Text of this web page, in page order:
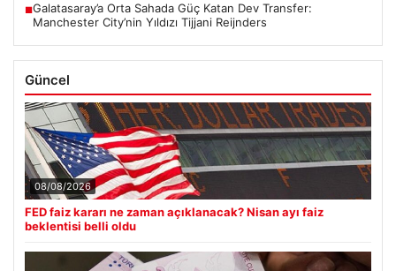
■Galatasaray’a Orta Sahada Güç Katan Dev Transfer:
Manchester City’nin Yıldızı Tijjani Reijnders
Güncel
08/08/2026
FED faiz kararı ne zaman açıklanacak? Nisan ayı faiz
beklentisi belli oldu